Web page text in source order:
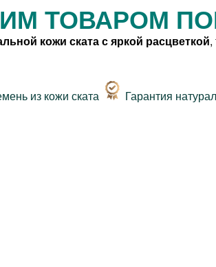
ТОВАРОМ
кожи ската с яркой расцветкой,
Гарантия